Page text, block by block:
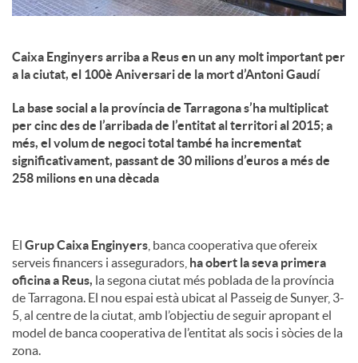
Caixa Enginyers arriba a Reus en un any molt important per
a la ciutat, el 100è Aniversari de la mort d’Antoni Gaudí
La base social a la província de Tarragona s’ha multiplicat
per cinc des de l’arribada de l’entitat al territori al 2015; a
més, el volum de negoci total també ha incrementat
significativament, passant de 30 milions d’euros a més de
258 milions en una dècada
El Grup Caixa Enginyers , banca cooperativa que ofereix
serveis financers i asseguradors, ha obert la seva primera
oficina a Reus, la segona ciutat més poblada de la província
de Tarragona. El nou espai està ubicat al Passeig de Sunyer, 3-
5, al centre de la ciutat, amb l’objectiu de seguir apropant el
model de banca cooperativa de l’entitat als socis i sòcies de la
zona.